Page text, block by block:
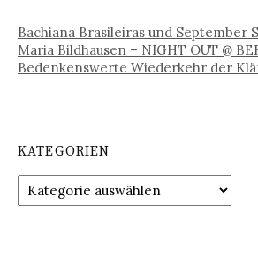
Bachiana Brasileiras und September
Maria Bildhausen – NIGHT OUT @
Bedenkenswerte Wiederkehr der
KATEGORIEN
Kategorien